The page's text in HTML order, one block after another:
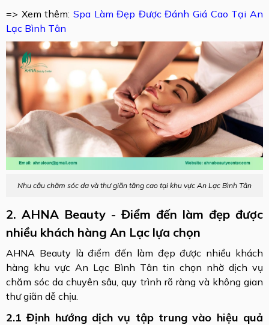
​=> Xem thêm: Spa Làm Đẹp Được Đánh Giá Cao Tại An
Lạc Bình Tân
Nhu cầu chăm sóc da và thư giãn tăng cao tại khu vực An Lạc Bình Tân
2. AHNA Beauty - Điểm đến làm đẹp được
nhiều khách hàng An Lạc lựa chọn
AHNA Beauty là điểm đến làm đẹp được nhiều khách
hàng khu vực An Lạc Bình Tân tin chọn nhờ dịch vụ
chăm sóc da chuyên sâu, quy trình rõ ràng và không gian
thư giãn dễ chịu.
2.1 Định hướng dịch vụ tập trung vào hiệu quả